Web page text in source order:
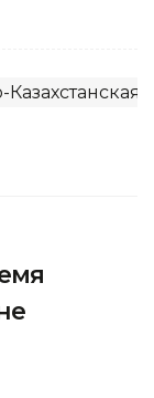
Казахстанская